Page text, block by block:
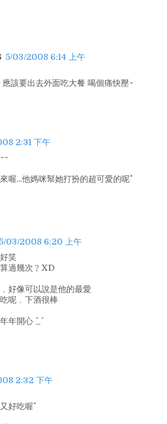
5/03/2008 6:14 上午
該要出去外面吃大餐 喝個痛快壓~
2:31 下午
喔...他媽咪幫她打扮的超可愛的呢^^
5/03/2008 6:20 上午
笑
過幾次﹖XD
好像可以說是他的最愛
呢﹐下酒很棒
年開心 ^_^
2:32 下午
好吃喔^^